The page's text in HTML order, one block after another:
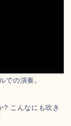
での演奏。
? こんなにも吹き